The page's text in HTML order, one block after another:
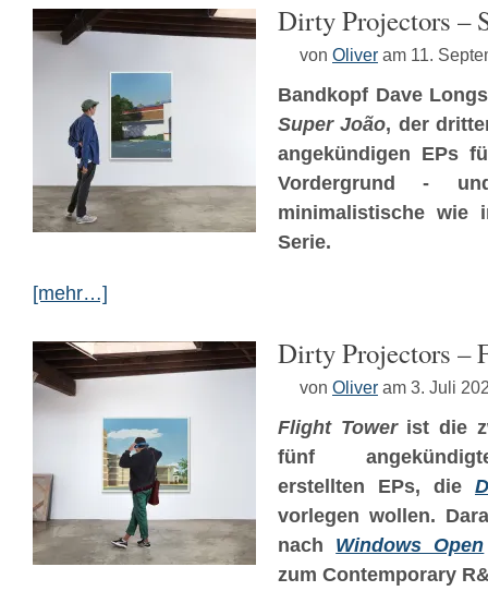
Dirty Projectors –
von Oliver am 11.
Bandkopf Dave
Super João, der
angekündigen EPs
Vordergrund -
minimalistische wie
Serie.
[mehr…]
Dirty Projectors –
von Oliver am 3. Juli
Flight Towerist die
fünf
erstellten EPs, die
vorlegen wollen.
nach Windows Open
zum Contemporary